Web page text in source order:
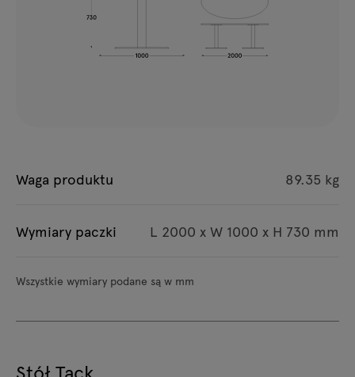
Waga produktu 89.35 kg
Wymiary paczki L 2000 x W 1000 x H 730 mm
Wszystkie wymiary podane są w mm